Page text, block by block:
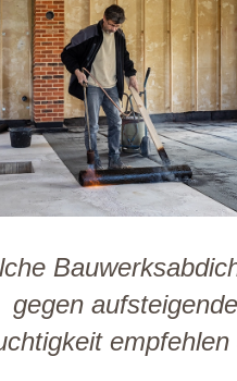
gegen aufsteigende
empfehlen